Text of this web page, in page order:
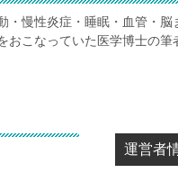
・慢性炎症・睡眠・血管・
おこなっていた医学博士の
運営者